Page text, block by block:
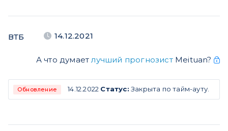
ВТБ 14.12.2021
А что думаетлучший прогнозистMeituan?
Обновление 14.12.2022 Статус: Закрыта по тайм-ауту.